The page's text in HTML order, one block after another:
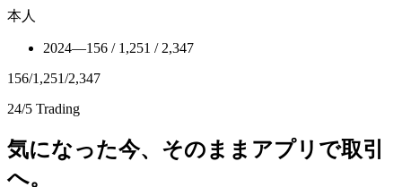
本人
2024—156 / 1,251 / 2,347
156/1,251/2,347
24/5 Trading
気になった今、そのままアプリで取引
へ。